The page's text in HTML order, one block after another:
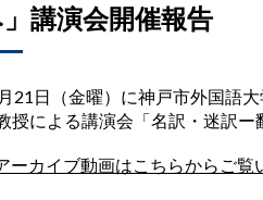
講演会開催報告
21日（金曜）に神戸市外国語
授による講演会「名訳・迷訳ー
ーカイブ動画はこちらからご覧